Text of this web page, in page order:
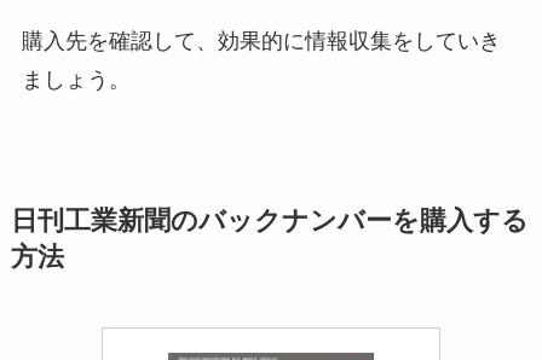
購入先を確認して、効果的に情報収集をしていき
ましょう。
日刊工業新聞のバックナンバーを購入する
方法